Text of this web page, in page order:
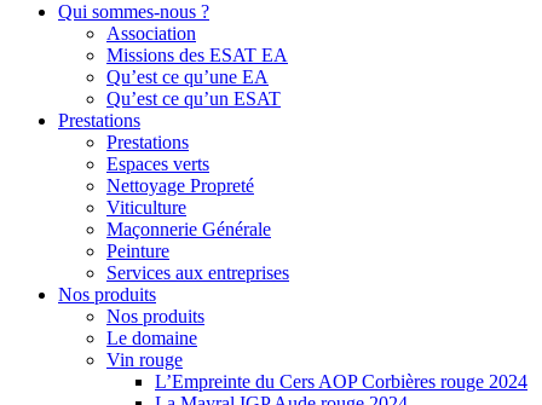
Qui sommes-nous ?
Association
Missions des ESAT EA
Qu’est ce qu’une EA
Qu’est ce qu’un ESAT
Prestations
Prestations
Espaces verts
Nettoyage Propreté
Viticulture
Maçonnerie Générale
Peinture
Services aux entreprises
Nos produits
Nos produits
Le domaine
Vin rouge
L’Empreinte du Cers AOP Corbières rouge 2024